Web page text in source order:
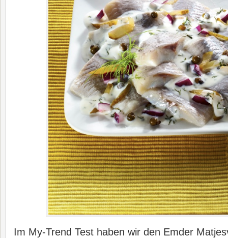
Im My-Trend Test haben wir den Emder